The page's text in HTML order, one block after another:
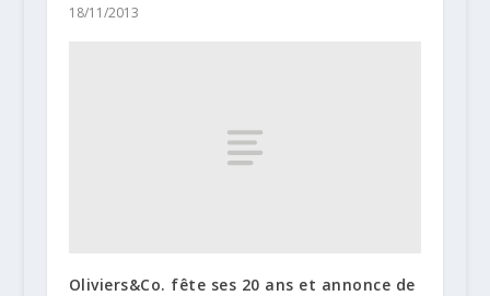
18/11/2013
Oliviers&Co. fête ses 20 ans et annonce de